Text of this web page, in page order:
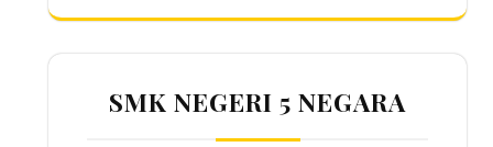
SMK NEGERI 5 NEGARA